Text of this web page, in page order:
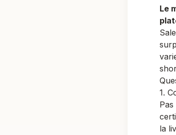
Le
1.
la